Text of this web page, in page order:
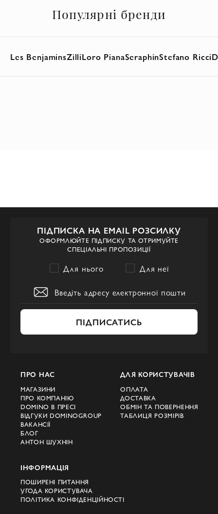
Популярні бренди
Les BenjaminsZilliLoro PianaSeraphinStefano Ricci
ПІДПИСКА НА EMAIL РОЗСИЛКУ
ОФОРМЛЮЙТЕ ПІДПИСКУ ТА ОТРИМУЙТЕ
СПЕЦІАЛЬНІ ПРОПОЗИЦІЇ
Для нього Для неї
ПІДПИСАТИСЬ
ПРО НАС
МАГАЗИНИ
ПРО КОМПАНІЮ
DOMINO В ПРЕСІ
ВІДГУКИ DOMINOGROUP
ВАКАНСІЇ
БЛОГ
АНТОН ШУХНІН
ДЛЯ КОРИСТУВАЧІВ
ОПЛАТА
ДОСТАВКА
ОБМІН ТА ПОВЕРНЕННЯ
ТАБЛИЦЯ РОЗМІРІВ
ІНФОРМАЦІЯ
ПОШИРЕНІ ПИТАННЯ
УГОДА КОРИСТУВАЧА
ПОЛІТИКА КОНФІДЕНЦІЙНОСТІ